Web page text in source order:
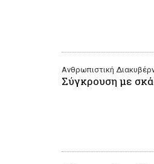
Ανθρωπιστική
Σύγκρουση με